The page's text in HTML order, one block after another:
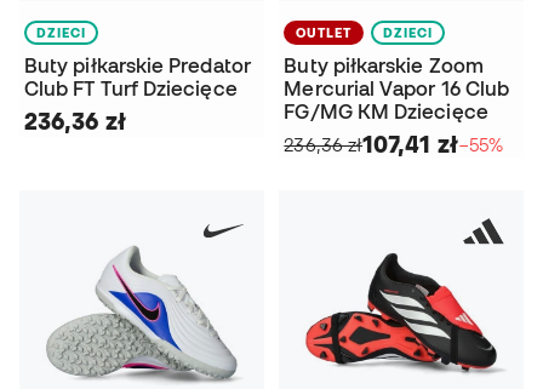
DZIECI
Buty piłkarskie Predator
Club FT Turf Dziecięce
236,36 zł
OUTLET DZIECI
Buty piłkarskie Zoom
Mercurial Vapor 16 Club
FG/MG KM Dziecięce
236,36 zł107,41 zł−55%